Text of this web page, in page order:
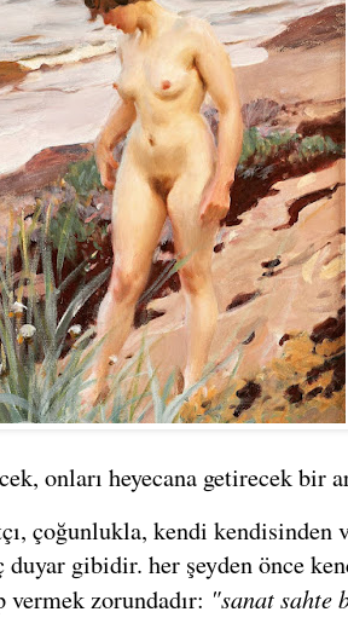
onları heyecana getirecek bir
çoğunlukla, kendi kendisinden
duyar gibidir. her şeyden önce
vermek zorundadır: "sanat sahte